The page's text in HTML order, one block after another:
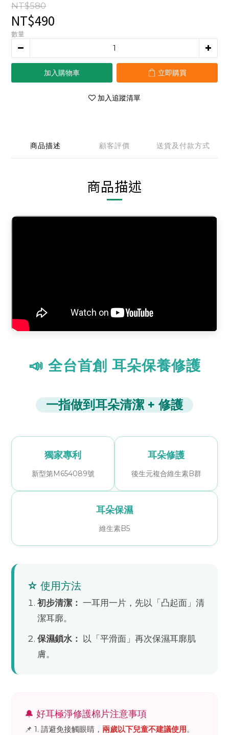
NT$580
NT$490
數量
加入購物車 立即購買
加入追蹤清單
商品描述 顧客評價 送貨及付款方式
商品描述
📣 全台首創 耳朵保養修護
一指做到耳朵清潔 + 修護
獨家專利
新型第M654089號
耳朵修護
後生元複合維生素B群
耳朵保濕
維生素B5
☆ 使用方法
初步清潔： 一耳用一片，先以「凸起面」清
潔耳廓。
保濕鎖水： 以「平滑面」再次保濕耳廓肌
膚。
🔔 好耳極淨修護棉片注意事項
📌 1. 請避免接觸眼睛， 兩歲以下兒童不建議使用。